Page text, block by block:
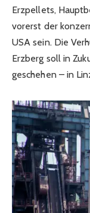
Erzpellets,
vorerst der
USA sein. Die
Erzberg soll in
geschehen – in